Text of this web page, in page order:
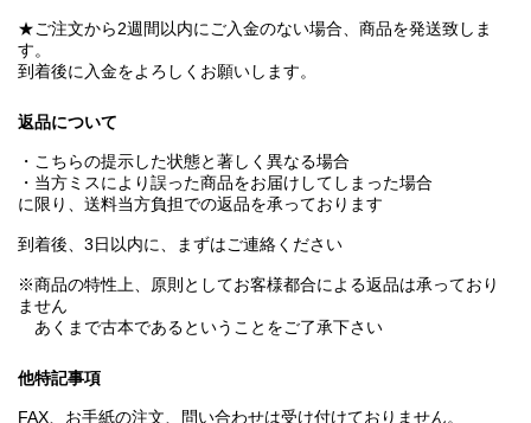
★ご注文から2週間以内にご入金のない場合、商品を発送致しま
す。
到着後に入金をよろしくお願いします。
返品について
・こちらの提示した状態と著しく異なる場合
・当方ミスにより誤った商品をお届けしてしまった場合
に限り、送料当方負担での返品を承っております
到着後、3日以内に、まずはご連絡ください
※商品の特性上、原則としてお客様都合による返品は承っており
ません
あくまで古本であるということをご了承下さい
他特記事項
FAX、お手紙の注文、問い合わせは受け付けておりません。